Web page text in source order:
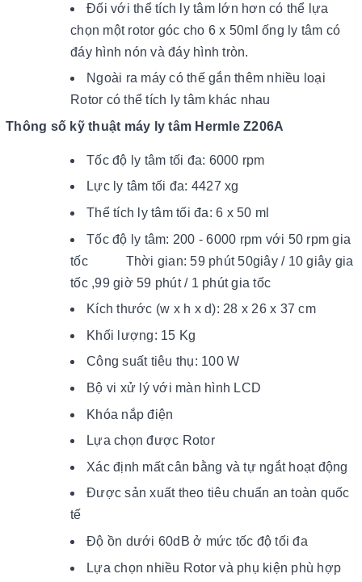
Đối với thể tích ly tâm lớn hơn có thể lựa
chọn một rotor góc cho 6 x 50ml ống ly tâm có
đáy hình nón và đáy hình tròn.
Ngoài ra máy có thế gắn thêm nhiều loại
Rotor có thể tích ly tâm khác nhau
Thông số kỹ thuật máy ly tâm Hermle Z206A
Tốc độ ly tâm tối đa: 6000 rpm
Lực ly tâm tối đa: 4427 xg
Thể tích ly tâm tối đa: 6 x 50 ml
Tốc độ ly tâm: 200 - 6000 rpm với 50 rpm gia
tốc Thời gian: 59 phút 50giây / 10 giây gia
tốc ,99 giờ 59 phút / 1 phút gia tốc
Kích thước (w x h x d): 28 x 26 x 37 cm
Khối lượng: 15 Kg
Công suất tiêu thụ: 100 W
Bộ vi xử lý với màn hình LCD
Khóa nắp điện
Lựa chọn được Rotor
Xác định mất cân bằng và tự ngắt hoạt động
Được sản xuất theo tiêu chuẩn an toàn quốc
tế
Độ ồn dưới 60dB ở mức tốc độ tối đa
Lựa chọn nhiều Rotor và phụ kiện phù hợp